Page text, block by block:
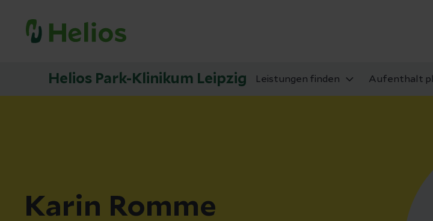
Helios Park-Klinikum Leipzig Leistungen finden Aufenthalt
Karin Romme